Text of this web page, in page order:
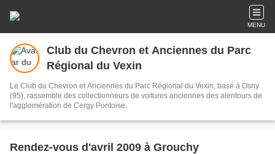
MENU
Club du Chevron et Anciennes du Parc
Régional du Vexin
Le Club du Chevron et Anciennes du Parc Régional du Vexin, basé à Osny
(95), rassemble des collectionneurs de voitures anciennes des alentours de
l'agglomération de Cergy Pontoise.
Rendez-vous d'avril 2009 à Grouchy